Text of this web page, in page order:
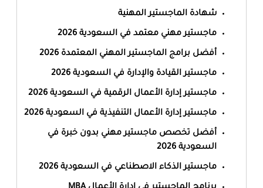
شهادة الماجستير المهنية
ماجستير مهني معتمد في السعودية 2026
أفضل برامج الماجستير المهني المعتمدة 2026
ماجستير القيادة والإدارة في السعودية 2026
ماجستير إدارة الأعمال الرقمية في السعودية 2026
ماجستير إدارة الأعمال التنفيذية في السعودية 2026
أفضل تخصص ماجستير مهني بدون خبرة في
السعودية 2026
ماجستير الذكاء الاصطناعي في السعودية 2026